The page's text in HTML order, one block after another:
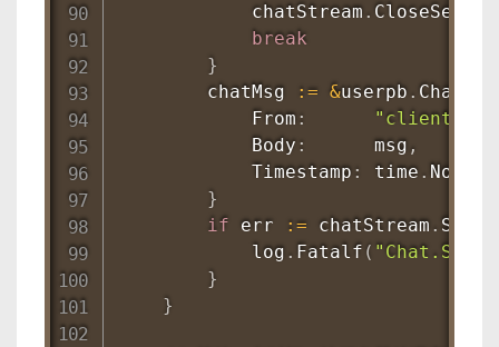
            chatStream
. CloseSend
break
}
        chatMsg
:= &userpb .
            From
: "client"
            Body
:
      msg
,
            Timestamp
: time . Now
}
if err := chatStream . Send
            log
. Fatalf ( "Chat.Send
}
}